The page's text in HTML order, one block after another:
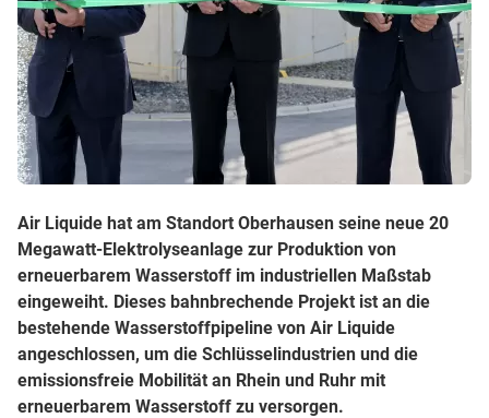
Air Liquide hat am Standort Oberhausen seine neue 20
Megawatt-Elektrolyseanlage zur Produktion von
erneuerbarem Wasserstoff im industriellen Maßstab
eingeweiht. Dieses bahnbrechende Projekt ist an die
bestehende Wasserstoffpipeline von Air Liquide
angeschlossen, um die Schlüsselindustrien und die
emissionsfreie Mobilität an Rhein und Ruhr mit
erneuerbarem Wasserstoff zu versorgen.